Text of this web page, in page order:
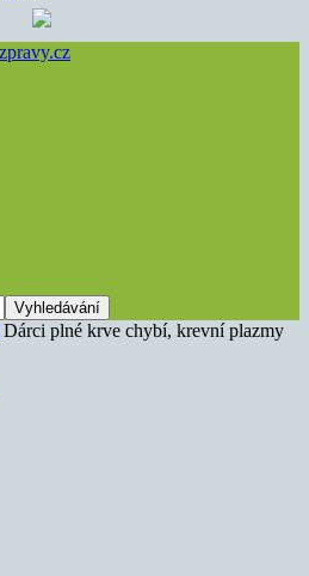
Dárci plné krve chybí, krevní plazmy